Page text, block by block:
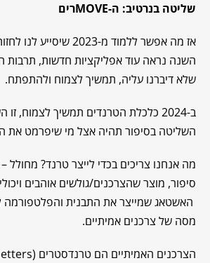
שליטה בנרטיב: ה-MOVEרים
שלא דיברנו עליה, תמשיך לצמוח ולהתפתח.
השליטה בסיפור תהיה אצל מי שיפרמט את
מה אנחנו צריכים בכדי לייצר טרנד? מחולל –
סיפור, מוצר שהצרכנים/גולשים אוהבים
האשטאג שמייצר את התבנית והפלטפורמה
מסה של צרכנים אמיתיים.